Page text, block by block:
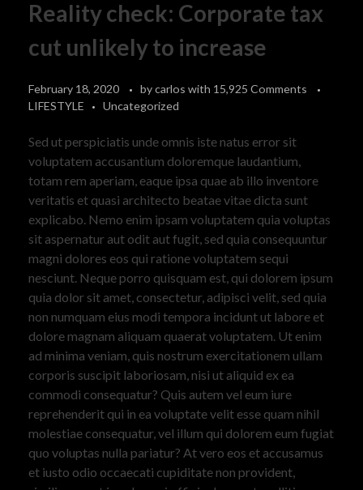
Reality check: Corporate tax
cut unlikely to increase
February 18, 2020 bycarlos with 15,925 Comments
LIFESTYLE
Uncategorized
Sed ut perspiciatis unde omnis iste natus error sit
voluptatem accusantium doloremque laudantium,
totam rem aperiam, eaque ipsa quae ab illo inventore
veritatis et quasi architecto beatae vitae dicta sunt
explicabo. Nemo enim ipsam voluptatem quia voluptas
sit aspernatur aut odit aut fugit, sed quia consequuntur
magni dolores eos qui ratione voluptatem sequi
nesciunt. Neque porro quisquam est, qui dolorem ipsum
quia dolor sit amet, consectetur, adipisci velit, sed quia
non numquam eius modi tempora incidunt ut labore et
dolore magnam aliquam quaerat voluptatem. Ut enim
ad minima veniam, quis nostrum exercitationem ullam
corporis suscipit laboriosam, nisi ut aliquid ex ea
commodi consequatur? Quis autem vel eum iure
reprehenderit qui in ea voluptate velit esse quam nihil
molestiae consequatur, vel illum qui dolorem eum fugiat
quo voluptas nulla pariatur? At vero eos et accusamus
et iusto odio occaecati cupiditate non provident,